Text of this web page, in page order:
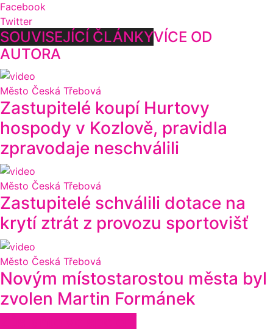
Facebook
Twitter
SOUVISEJÍCÍ ČLÁNKYVÍCE OD
AUTORA
Město Česká Třebová
Zastupitelé koupí Hurtovy
hospody v Kozlově, pravidla
zpravodaje neschválili
Město Česká Třebová
Zastupitelé schválili dotace na
krytí ztrát z provozu sportovišť
Město Česká Třebová
Novým místostarostou města byl
zvolen Martin Formánek